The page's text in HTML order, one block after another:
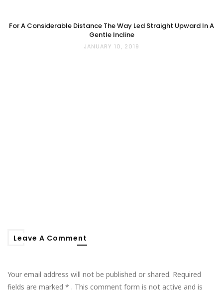
For A Considerable Distance The Way Led Straight Upward In A
Gentle Incline
JANUARY 10, 2019
Leave A Comment
Your email address will not be published or shared. Required
fields are marked * . This comment form is not active and is